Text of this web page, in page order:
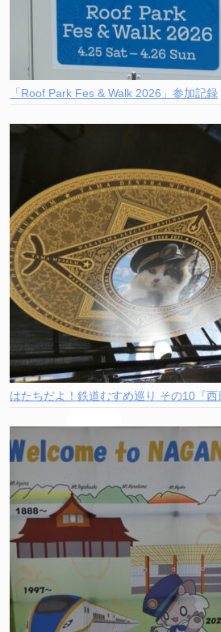
「Roof Park Fes & Walk 2026」参加記録
はたちだよ！鉄道むすめ巡り その10『西